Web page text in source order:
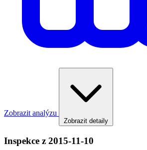
Zobrazit analýzu
Zobrazit detaily
Inspekce z 2015-11-10